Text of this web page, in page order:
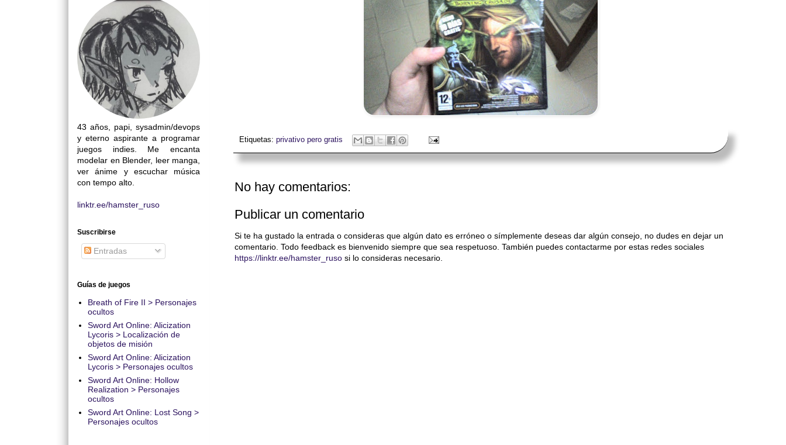
Etiquetas: privativo pero gratis
No hay comentarios:
Publicar un comentario
Si te ha gustado la entrada o consideras que algún dato es erróneo o símplemente deseas dar algún consejo, no dudes en dejar un
comentario. Todo feedback es bienvenido siempre que sea respetuoso. También puedes contactarme por estas redes sociales
https://linktr.ee/hamster_ruso si lo consideras necesario.
43 años, papi, sysadmin/devops
y eterno aspirante a programar
juegos indies. Me encanta
modelar en Blender, leer manga,
ver ánime y escuchar música
con tempo alto.
linktr.ee/hamster_ruso
Suscribirse
Entradas
Guías de juegos
Breath of Fire II > Personajes
ocultos
Sword Art Online: Alicization
Lycoris > Localización de
objetos de misión
Sword Art Online: Alicization
Lycoris > Personajes ocultos
Sword Art Online: Hollow
Realization > Personajes
ocultos
Sword Art Online: Lost Song >
Personajes ocultos